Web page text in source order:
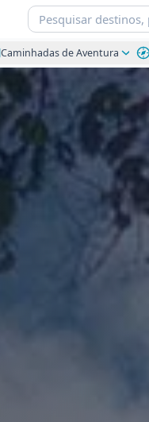
Caminhadas de Aventura